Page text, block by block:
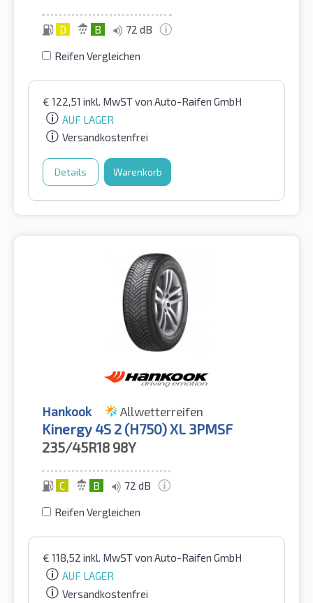
D B 72 dB
Reifen Vergleichen
€ 122,51 inkl. MwSTvon Auto-Raifen GmbH
AUF LAGER
Versandkostenfrei
Details Warenkorb
Hankook Allwetterreifen
Kinergy 4S 2 (H750) XL 3PMSF
235/45R18 98Y
C B 72 dB
Reifen Vergleichen
€ 118,52 inkl. MwSTvon Auto-Raifen GmbH
AUF LAGER
Versandkostenfrei